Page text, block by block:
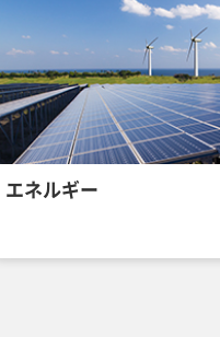
エネルギー